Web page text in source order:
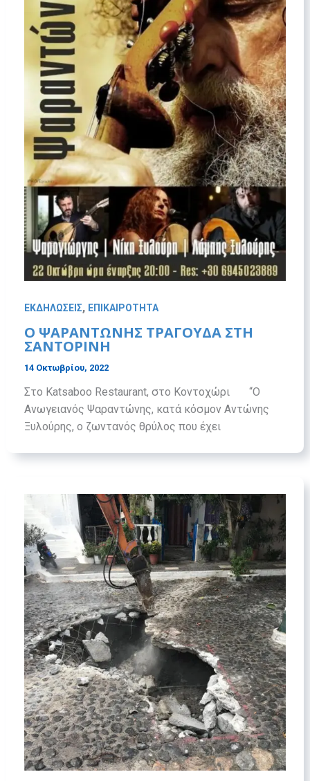
ΕΚΔΗΛΩΣΕΙΣ, ΕΠΙΚΑΙΡΟΤΗΤΑ
Ο ΨΑΡΑΝΤΩΝΗΣ ΤΡΑΓΟΥΔΑ ΣΤΗ
ΣΑΝΤΟΡΙΝΗ
14 Οκτωβρίου, 2022
Στο Katsaboo Restaurant, στο Κοντοχώρι “Ο
Ανωγειανός Ψαραντώνης, κατά κόσμον Αντώνης
Ξυλούρης, ο ζωντανός θρύλος που έχει